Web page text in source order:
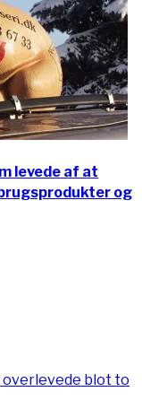
levede af at
og
blot to